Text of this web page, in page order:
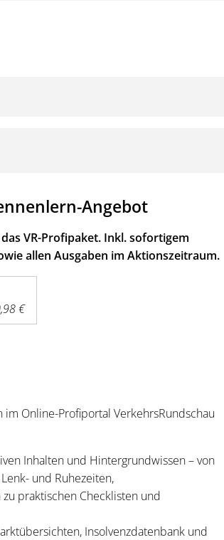
Angebot
VR-Profipaket. Inkl. sofortigem
allen Ausgaben im Aktionszeitraum.
€
im Online-Profiportal VerkehrsRundschau
Inhalten und Hintergrundwissen – von
und Ruhezeiten,
praktischen Checklisten und
Insolvenzdatenbank und